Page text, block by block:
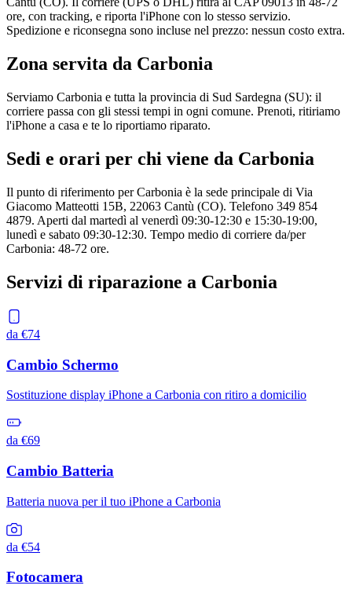
ore, con tracking, e riporta l'iPhone con lo stesso servizio.
Spedizione e riconsegna sono incluse nel prezzo: nessun costo extra.
Zona servita da Carbonia
Serviamo Carbonia e tutta la provincia di Sud Sardegna (SU): il
corriere passa con gli stessi tempi in ogni comune. Prenoti, ritiriamo
l'iPhone a casa e te lo riportiamo riparato.
Sedi e orari per chi viene da Carbonia
Il punto di riferimento per Carbonia è la sede principale di Via
Giacomo Matteotti 15B, 22063 Cantù (CO). Telefono 349 854
4879. Aperti dal martedì al venerdì 09:30-12:30 e 15:30-19:00,
lunedì e sabato 09:30-12:30. Tempo medio di corriere da/per
Carbonia: 48-72 ore.
Servizi di riparazione a Carbonia
da €74
Cambio Schermo
Sostituzione display iPhone a Carbonia con ritiro a domicilio
da €69
Cambio Batteria
Batteria nuova per il tuo iPhone a Carbonia
da €54
Fotocamera